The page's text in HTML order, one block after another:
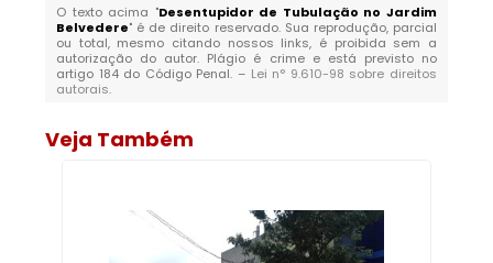
O texto acima "Desentupidor de Tubulação no Jardim
Belvedere" é de direito reservado. Sua reprodução, parcial
ou total, mesmo citando nossos links, é proibida sem a
autorização do autor. Plágio é crime e está previsto no
artigo 184 do Código Penal. – Lei n° 9.610-98 sobre direitos
autorais.
Veja Também